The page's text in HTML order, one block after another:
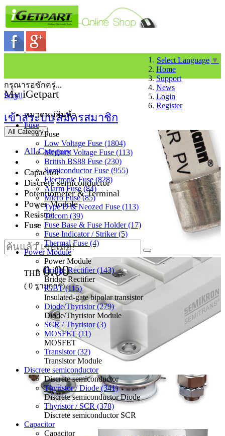
Select Language ▼
Home
Support
News
Login
Register
My iGetpart
เข้าสู่ระบบสมัครสมาชิก
All Category
All Category
Capacitor
Discrete semiconductor
Potentiometer & Terminal
Power Module
Resistor
Fuse
THB 0.00
( 0 รายการ)
กรุณารอซักครู่...
Scroll
หมวดหมู่สินค้า
Fuse
Fuse
Low Voltage Fuse (1804)
Medium Voltage Fuse (113)
British BS88 Fuse (230)
Semiconductor Fuse (955)
Electronic Fuse (828)
Alarm Fuse (84)
Micro Fuse (85)
Type D & Neozed Fuse (113)
Telcom (39)
Fuse Base & Fuse Holder (17)
Fuse Indicator / Striker (5)
Thermal Fuse (4)
Power Module
Power Module
Bridge Rectifier (143)
Bridge Rectifier
IGBT (115)
Insulated-gate bipolar transistor
Diode/Thyristor (279)
Diode/Thyristor Module
SCR / Thyristor (3)
MOSFET (11)
MOSFET
Transistor (32)
Transistor Module
Discrete semiconductor
Discrete semiconductor
Thyristor / Diode (341)
Discrete semiconductor Diode
Thyristor / SCR (378)
Discrete semiconductor SCR
Capacitor
Capacitor